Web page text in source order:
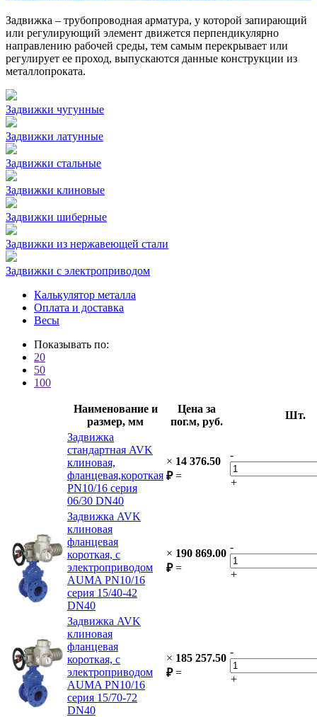
Задвижка – трубопроводная арматура, у которой запирающий
или регулирующий элемент движется перпендикулярно
направлению рабочей среды, тем самым перекрывает или
регулирует ее проход, выпускаются данные конструкции из
металлопроката.
Задвижки чугунные
Задвижки латунные
Задвижки стальные
Задвижки клиновые
Задвижки шиберные
Задвижки из нержавеющей стали
Задвижки с электроприводом
Калькулятор металла
Оплата и доставка
Весы
Показывать по:
20
50
100
Наименование и
размер, мм
Цена за
пог.м, руб.
Шт.
Задвижка
стандартная AVK
клиновая,
фланцевая,короткая
PN10/16 cерия
06/30 DN40
× 14 376.50
₽ =
-
+
Задвижка AVK
клиновая
фланцевая
короткая, с
электроприводом
AUMA PN10/16
серия 15/40-42
DN40
× 190 869.00
₽ =
-
+
Задвижка AVK
клиновая
фланцевая
короткая, с
электроприводом
AUMA PN10/16
серия 15/70-72
DN40
× 185 257.50
₽ =
-
+